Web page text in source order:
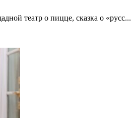
театр о пицце, сказка о «русс...